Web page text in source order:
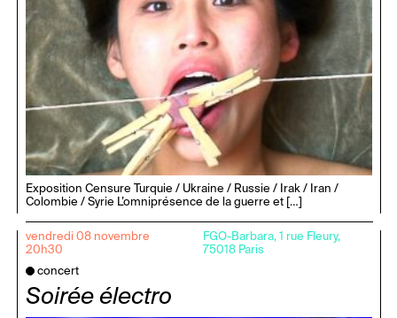
Exposition Censure Turquie / Ukraine / Russie / Irak / Iran /
Colombie / Syrie L’omniprésence de la guerre et […]
vendredi 08 novembre
20h30
FGO-Barbara, 1 rue Fleury,
75018 Paris
concert
Soirée électro